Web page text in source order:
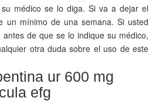
médico se lo diga. Si va a dejar el
un mínimo de una semana. Si usted
de que se lo indique su médico,
otra duda sobre el uso de este
ur 600 mg
efg